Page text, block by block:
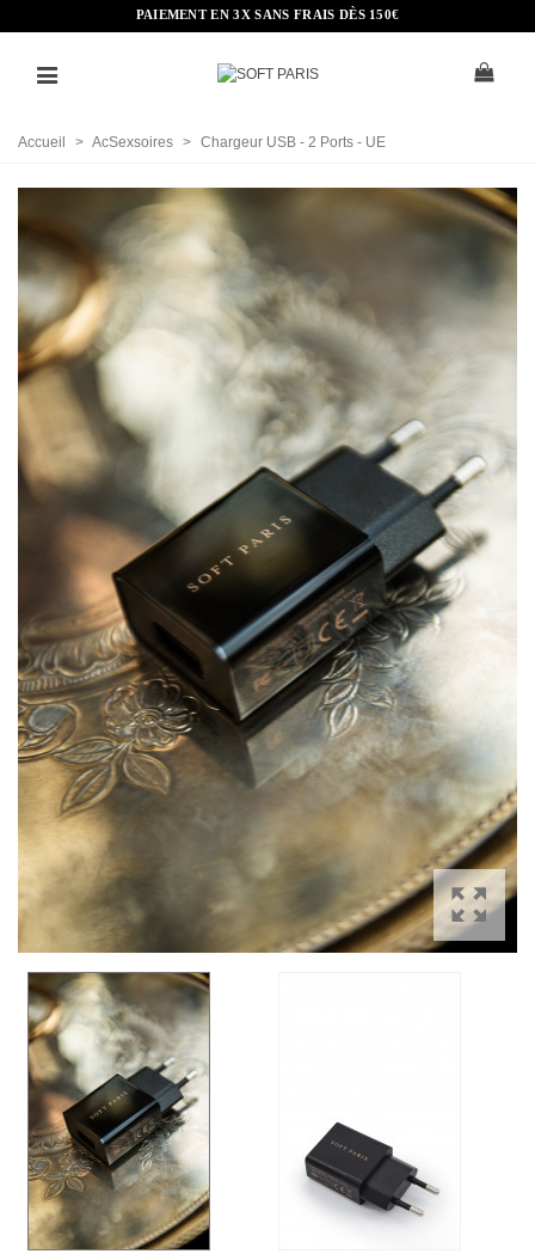
PAIEMENT EN 3X SANS FRAIS DÈS 150€
Accueil > AcSexsoires > Chargeur USB - 2 Ports - UE